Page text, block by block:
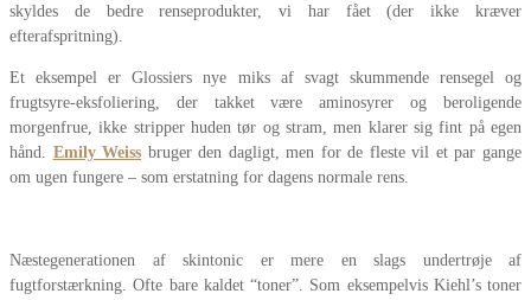
skyldes de bedre renseprodukter, vi har fået (der ikke kræver
efterafspritning).
Et eksempel er Glossiers nye miks af svagt skummende rensegel og
frugtsyre-eksfoliering, der takket være aminosyrer og beroligende
morgenfrue, ikke stripper huden tør og stram, men klarer sig fint på egen
hånd. Emily Weiss bruger den dagligt, men for de fleste vil et par gange
om ugen fungere – som erstatning for dagens normale rens.
Næstegenerationen af skintonic er mere en slags undertrøje af
fugtforstærkning. Ofte bare kaldet “toner”. Som eksempelvis Kiehl’s toner